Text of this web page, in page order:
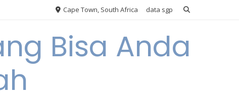
Cape Town, South Africa data sgp
Bisa Anda